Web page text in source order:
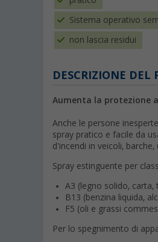
Sistema operativo
non lascia residui
DESCRIZIONE DEL
Aumenta la protezione
Anche le persone
spray pratico e facile da
d'incendi in veicoli,
Spray estinguente per
A3 (legno solido, carta,
B13 (benzina liquida,
F5 (oli e grassi
Per lo spegnimento di